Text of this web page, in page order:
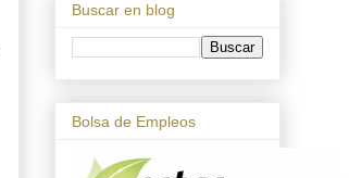
Buscar en blog
Bolsa de Empleos